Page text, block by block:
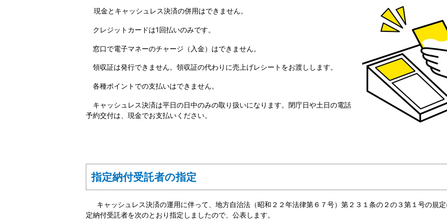
現金とキャッシュレス決済の併用はできません。
クレジットカードは1回払いのみです。
窓口で電子マネーのチャージ（入金）はできません。
領収証は発行できません。領収証の代わりに売上げレシートをお渡しします。
各種ポイントでの支払いはできません。​
キャッシュレス決済は平日の日中のみの取り扱いになります。閉庁日や土日の電話
予約交付は、現金でお支払いください。
指定納付受託者の指定
キャッシュレス決済の運用に伴って、地方自治法（昭和２２年法律第６７号）第２３１条の２の３第１号の規
定納付受託者を次のとおり指定しましたので、公表します。